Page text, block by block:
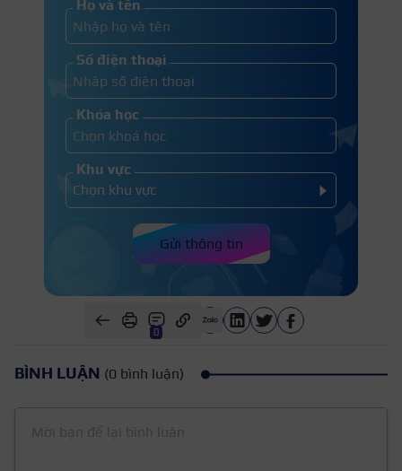
Họ và tên
Số điện thoại
Khóa học
Khu vực
Gửi thông tin
0
BÌNH LUẬN (0 bình luận)